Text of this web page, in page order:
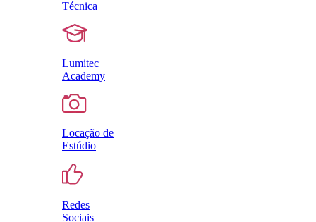
Técnica
Lumitec
Academy
Locação de
Estúdio
Redes
Sociais